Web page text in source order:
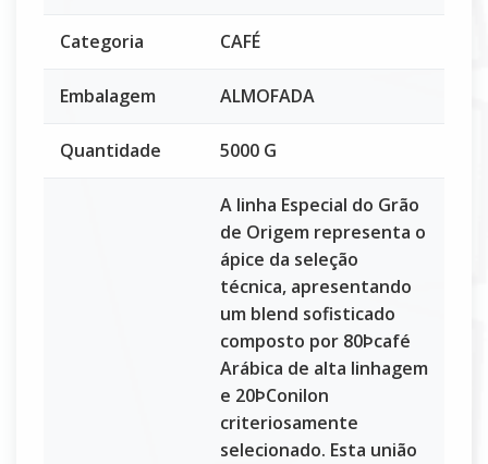
Categoria CAFÉ
Embalagem ALMOFADA
Quantidade 5000 G
A linha Especial do Grão
de Origem representa o
ápice da seleção
técnica, apresentando
um blend sofisticado
composto por 80Þcafé
Arábica de alta linhagem
e 20ÞConilon
criteriosamente
selecionado. Esta união